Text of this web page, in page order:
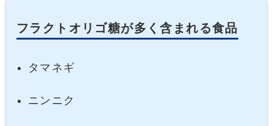
フラクトオリゴ糖が多く含まれる食品
タマネギ
ニンニク